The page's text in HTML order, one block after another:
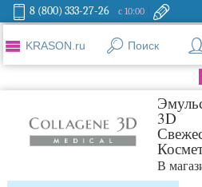
8 (800) 333-27-26 с 10:00
KRASON.ru Поиск
3D
В